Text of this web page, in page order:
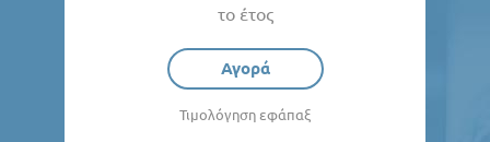
το έτος
Αγορά
Τιμολόγηση εφάπαξ